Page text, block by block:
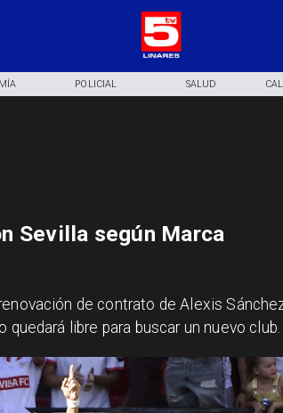
POLICIAL SALUD
Sevilla según Marca
de contrato de Alexis
libre para buscar un nuevo club.